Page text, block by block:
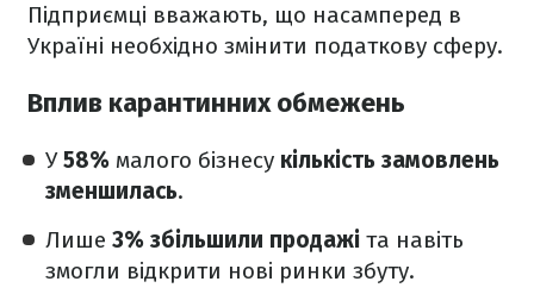
Підприємці вважають, що насамперед в
Україні необхідно змінити податкову сферу.
Вплив карантинних обмежень
У58% малого бізнесу кількість замовлень
зменшилась.
Лише 3% збільшили продажі та навіть
змогли відкрити нові ринки збуту.